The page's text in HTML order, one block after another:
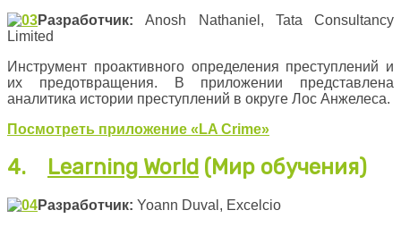
Разработчик:Anosh Nathaniel, Tata Consultancy
Limited
Инструмент проактивного определения преступлений и
их предотвращения. В приложении представлена
аналитика истории преступлений в округе Лос Анжелеса.
Посмотреть приложение « LA Crime»
4. Learning World (Мир обучения)
Разработчик: Yoann Duval, Excelcio